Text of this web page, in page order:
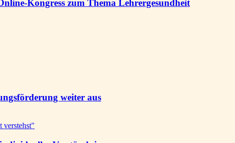
Kongress zum Thema Lehrergesundheit
weiter aus